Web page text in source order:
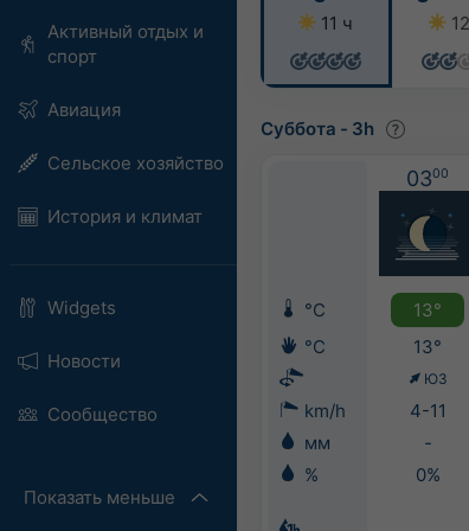
Активный отдых и
спорт
Авиация
Сельское хозяйство
История и климат
Widgets
Новости
Сообщество
Показать меньше
11 ч
Суббота - 3h
0300
°C 13°
°C
13°
ЮЗ
km/h 4-11
мм
-
%
0%